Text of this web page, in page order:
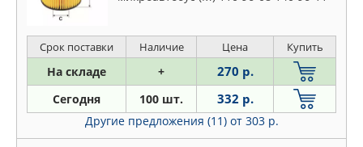
AMIWA
ASAM S.A.
ASHIKA
AUGER
AUTOMEGA
AVANTECH
Cadillac
Chrysler
Citroen
Daewoo
Daihatsu
Dodge
Срок поставки Наличие Цена Купить
На складе + 270 р.
Сегодня 100 шт. 332 р.
Другие предложения (11) от 303 р.